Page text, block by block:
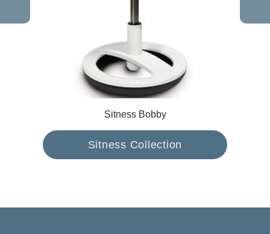
Sitness Bobby
Sitness Collection